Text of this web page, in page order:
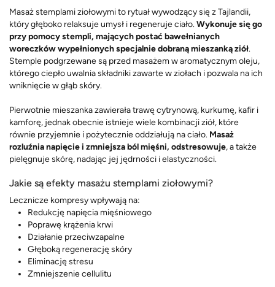
Masaż stemplami ziołowymi to rytuał wywodzący się z Tajlandii,
który głęboko relaksuje umysł i regeneruje ciało.Wykonuje się go
przy pomocy stempli, mających postać bawełnianych
woreczków wypełnionych specjalnie dobraną mieszanką ziół.
Stemple podgrzewane są przed masażem w aromatycznym oleju,
którego ciepło uwalnia składniki zawarte w ziołach i pozwala na ich
wniknięcie w głąb skóry.
Pierwotnie mieszanka zawierała trawę cytrynową, kurkumę, kafir i
kamforę, jednak obecnie istnieje wiele kombinacji ziół, które
równie przyjemnie i pożytecznie oddziałują na ciało. Masaż
rozluźnia napięcie i zmniejsza ból mięśni, odstresowuje, a także
pielęgnuje skórę, nadając jej jędrności i elastyczności.
Jakie są efekty masażu stemplami ziołowymi?
Lecznicze kompresy wpływają na:
Redukcję napięcia mięśniowego
Poprawę krążenia krwi
Działanie przeciwzapalne
Głęboką regenerację skóry
Eliminację stresu
Zmniejszenie cellulitu